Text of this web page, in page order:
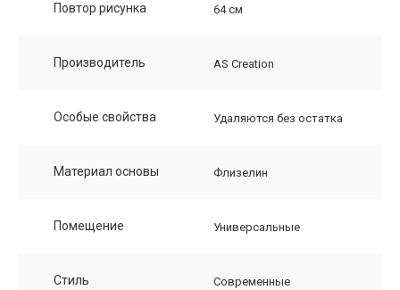
Повтор рисунка 64 см
Производитель AS Creation
Особые свойства Удаляются без остатка
Материал основы Флизелин
Помещение Универсальные
Стиль Современные